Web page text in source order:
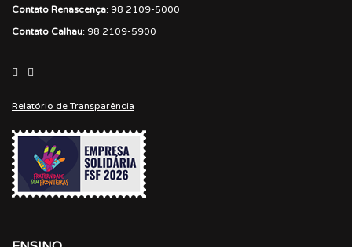
Contato Renascença: 98 2109-5000
Contato Calhau: 98 2109-5900
Relatório de Transparência